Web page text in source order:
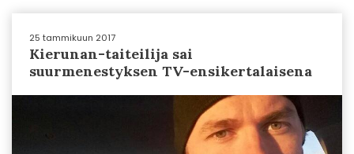
25 tammikuun 2017
Kierunan-taiteilija sai
suurmenestyksen TV-ensikertalaisena